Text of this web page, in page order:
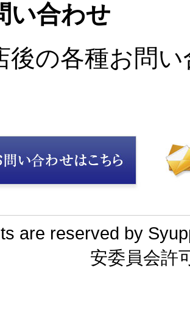
い合わせ
後の各種お問
are reserved by
安委員会許